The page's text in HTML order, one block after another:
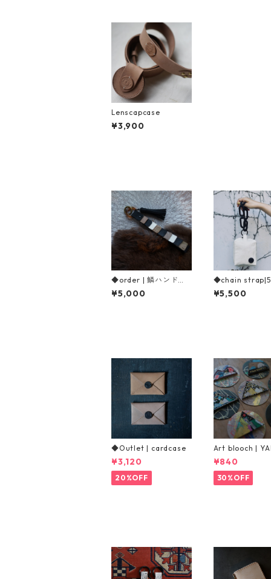
Lenscapcase
¥3,900
◆order | 鱗ハンドス
トラップ
¥5,000
◆chain strap|5
¥5,500
◆Outlet | cardcase
¥3,120
20%OFF
Art blooch |
¥840
30%OFF